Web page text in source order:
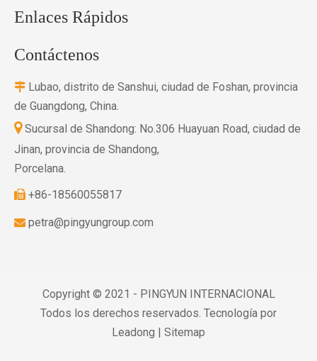
Enlaces Rápidos
Contáctenos
 Lubao, distrito de Sanshui, ciudad de Foshan, provincia
de Guangdong, China.
Sucursal de Shandong: No.306 Huayuan Road, ciudad de
Jinan, provincia de Shandong,
Porcelana.
 +86-18560055817
 petra@pingyungroup.com
Copyright © 2021 - PINGYUN INTERNACIONAL
Todos los derechos reservados. Tecnología por
Leadong | Sitemap